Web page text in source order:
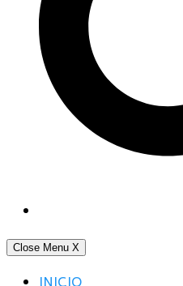
Close Menu X